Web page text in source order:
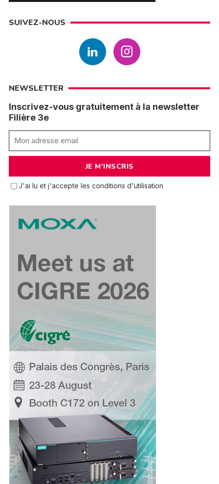
SUIVEZ-NOUS
NEWSLETTER
Inscrivez-vous gratuitement à la newsletter
Filière 3e
J'ai lu et j'accepte les conditions d'utilisation